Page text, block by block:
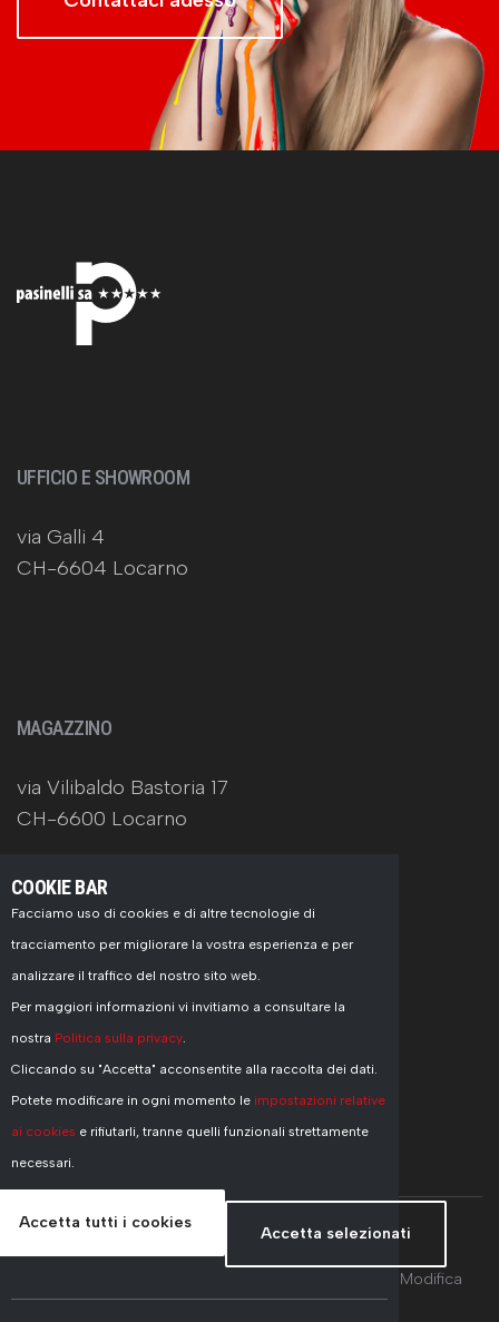
UFFICIO E SHOWROOM
via Galli 4
CH-6604 Locarno
MAGAZZINO
via Vilibaldo Bastoria 17
CH-6600 Locarno
CONTATTI
+41 91 751 77 55
info@pasinelli.ch
Modifica
COOKIE BAR
Facciamo uso di cookies e di altre tecnologie di
tracciamento per migliorare la vostra esperienza e per
analizzare il traffico del nostro sito web.
Per maggiori informazioni vi invitiamo a consultare la
nostra Politica sulla privacy.
Cliccando su "Accetta" acconsentite alla raccolta dei dati.
Potete modificare in ogni momento le impostazioni relative
ai cookies e rifiutarli, tranne quelli funzionali strettamente
necessari.
Accetta tutti i cookies
Accetta selezionati